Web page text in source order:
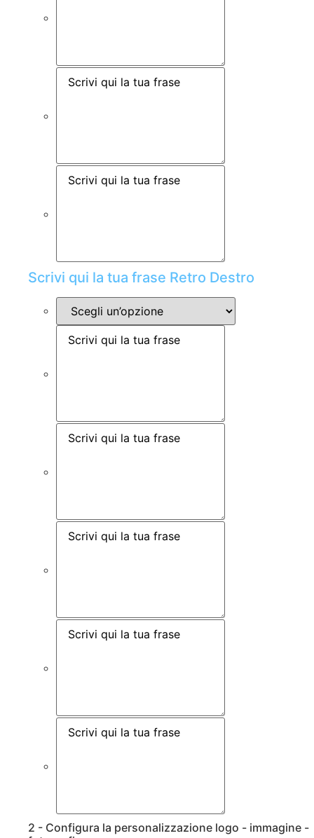
Scrivi qui la tua frase Retro Destro
2 - Configura la personalizzazione logo - immagine -